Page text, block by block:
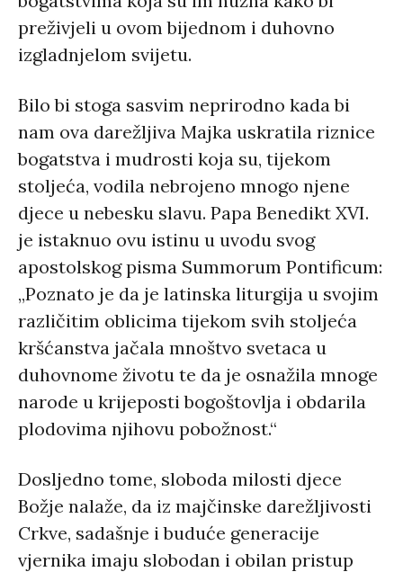
preživjeli u ovom bijednom i duhovno
izgladnjelom svijetu.
Bilo bi stoga sasvim neprirodno kada bi
nam ova darežljiva Majka uskratila riznice
bogatstva i mudrosti koja su, tijekom
stoljeća, vodila nebrojeno mnogo njene
djece u nebesku slavu. Papa Benedikt XVI.
je istaknuo ovu istinu u uvodu svog
apostolskog pisma Summorum Pontificum:
„Poznato je da je latinska liturgija u svojim
različitim oblicima tijekom svih stoljeća
kršćanstva jačala mnoštvo svetaca u
duhovnome životu te da je osnažila mnoge
narode u krijeposti bogoštovlja i obdarila
plodovima njihovu pobožnost.“
Dosljedno tome, sloboda milosti djece
Božje nalaže, da iz majčinske darežljivosti
Crkve, sadašnje i buduće generacije
vjernika imaju slobodan i obilan pristup